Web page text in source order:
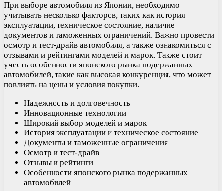
При выборе автомобиля из Японии, необходимо
учитывать несколько факторов, таких как история
эксплуатации, техническое состояние, наличие
документов и таможенных ограничений. Важно провести
осмотр и тест-драйв автомобиля, а также ознакомиться с
отзывами и рейтингами моделей и марок. Также стоит
учесть особенности японского рынка подержанных
автомобилей, такие как высокая конкуренция, что может
повлиять на цены и условия покупки.
Надежность и долговечность
Инновационные технологии
Широкий выбор моделей и марок
История эксплуатации и техническое состояние
Документы и таможенные ограничения
Осмотр и тест-драйв
Отзывы и рейтинги
Особенности японского рынка подержанных
автомобилей